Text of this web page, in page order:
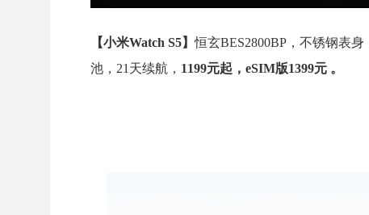
【小米Watch S5】恒玄BES2800BP，不锈钢表
池，21天续航， 1199元起，eSIM版1399元 。